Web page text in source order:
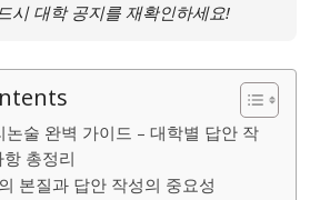
시 대학 공지를 재확인하세요!
논술 완벽 가이드 – 대학별 답안 작
총정리
본질과 답안 작성의 중요성